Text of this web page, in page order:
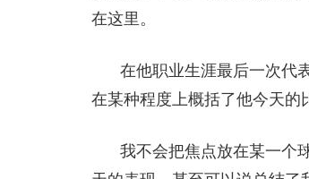
在这里。
在他职业生涯最后一次代
在某种程度上概括了他今天的
我不会把焦点放在某一个